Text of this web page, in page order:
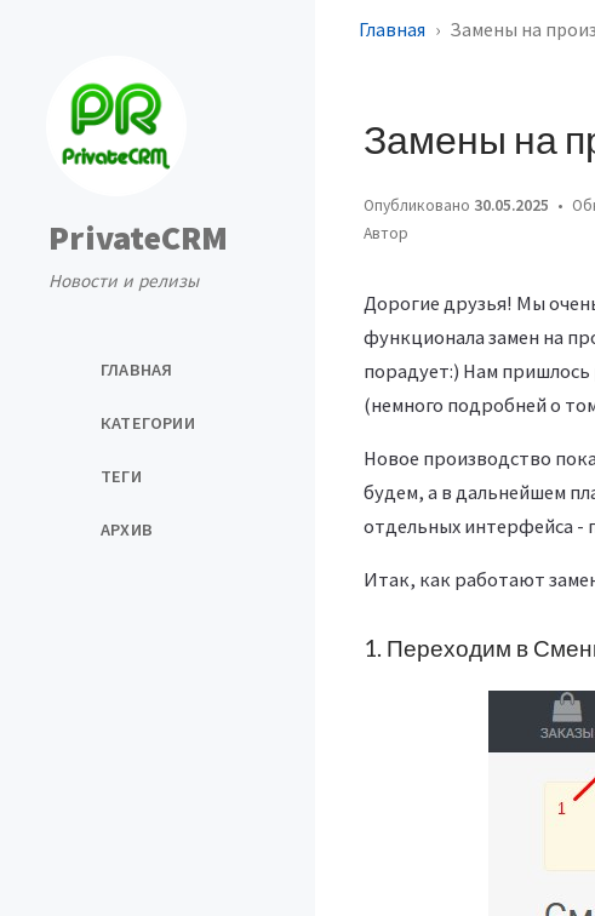
PrivateCRM
Новости и релизы
ГЛАВНАЯ
КАТЕГОРИИ
ТЕГИ
АРХИВ
Главная Замены на
Замены на
Опубликовано 30.05.2025
Автор
Дорогие друзья! Мы
функционала замен на
порадует:) Нам пришлось
(немного подробней о
Новое производство
будем, а в дальнейшем
отдельных интерфейса -
Итак, как работают
1. Переходим в